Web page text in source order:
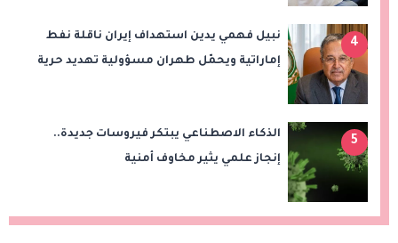
4
نبيل فهمي يدين استهداف إيران ناقلة نفط
إماراتية ويحمّل طهران مسؤولية تهديد حرية
5
الذكاء الاصطناعي يبتكر فيروسات جديدة..
إنجاز علمي يثير مخاوف أمنية